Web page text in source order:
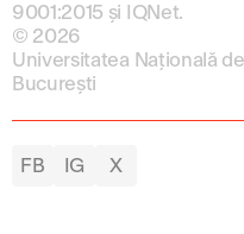
9001:2015 și IQNet.
© 2026
Universitatea Națională
București
FB IG X